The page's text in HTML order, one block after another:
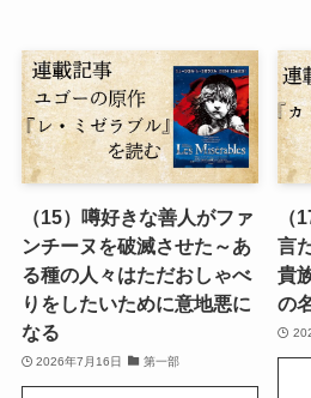
スリランカ、ネパール、東南
中国仏教と思想・歴史
日本仏教とその歴史
親鸞とドストエフスキー・世
親鸞とドストエフスキー
（15）噂好きな善人がファ
ンチーヌを破滅させた～あ
る種の人々はただおしゃべ
りをしたいために意地悪に
なる
2026年7月16日 第一部
（
言
貴
の